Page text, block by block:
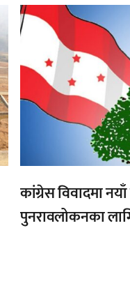
,
कांग्रेस विवादमा
पुनरावलोकनका